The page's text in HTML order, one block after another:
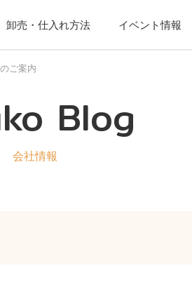
卸売・仕入れ方法 イベント情報
ご案内
Blog
会社情報